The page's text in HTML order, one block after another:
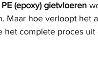
PE (epoxy) gietvloeren
Maar hoe verloopt het
het complete proces